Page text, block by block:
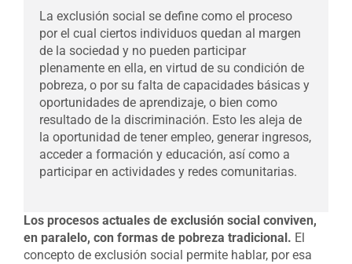
La exclusión social se define como el proceso
por el cual ciertos individuos quedan al margen
de la sociedad y no pueden participar
plenamente en ella, en virtud de su condición de
pobreza, o por su falta de capacidades básicas y
oportunidades de aprendizaje, o bien como
resultado de la discriminación. Esto les aleja de
la oportunidad de tener empleo, generar ingresos,
acceder a formación y educación, así como a
participar en actividades y redes comunitarias.
Los procesos actuales de exclusión social conviven,
en paralelo, con formas de pobreza tradicional. El
concepto de exclusión social permite hablar, por esa